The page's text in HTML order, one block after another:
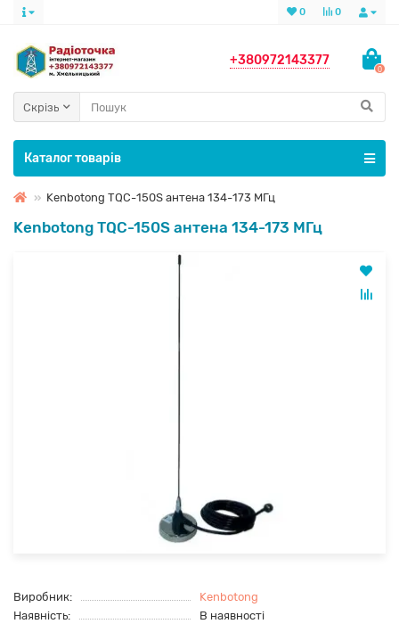
0
0
+380972143377
0
Скрізь
Каталог товарів
Kenbotong TQC-150S антена 134-173 МГц
Kenbotong TQC-150S антена 134-173 МГц
Виробник:
Kenbotong
Наявність:
В наявності